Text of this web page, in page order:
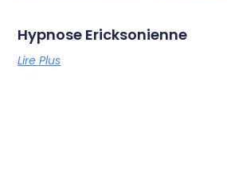
Hypnose Ericksonienne
Lire Plus